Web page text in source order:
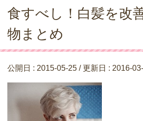
食すべし！白髪を改
物まとめ
公開日 : 2015-05-25 / 更新日 : 2016-